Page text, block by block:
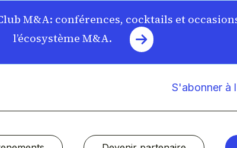
M&A: conférences, cocktails et
l’écosystème M&A.
S'abonner à